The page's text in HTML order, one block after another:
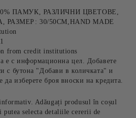
ПАМУК, РАЗЛИЧНИ ЦВЕТОВЕ,
РАЗМЕР: 30/50СМ,HAND MADE
from credit institutions
е с информационна цел. Добавете
с бутона "Добави в количката" и
изберете броя вноски на кредита.
Adăugați produsul în coșul
putea selecta detaliile cererii de